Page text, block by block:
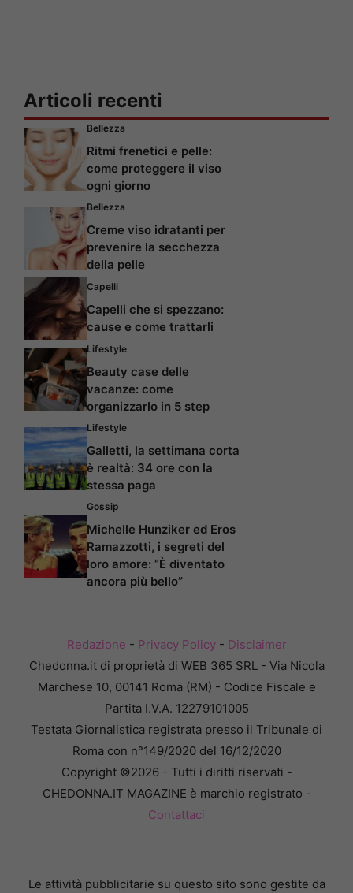
Articoli recenti
Bellezza
Ritmi frenetici e pelle:
come proteggere il viso
ogni giorno
Bellezza
Creme viso idratanti per
prevenire la secchezza
della pelle
Capelli
Capelli che si spezzano:
cause e come trattarli
Lifestyle
Beauty case delle
vacanze: come
organizzarlo in 5 step
Lifestyle
Galletti, la settimana corta
è realtà: 34 ore con la
stessa paga
Gossip
Michelle Hunziker ed Eros
Ramazzotti, i segreti del
loro amore: “È diventato
ancora più bello”
Redazione - Privacy Policy- Disclaimer
Chedonna.it di proprietà di WEB 365 SRL - Via Nicola
Marchese 10, 00141 Roma (RM) - Codice Fiscale e
Partita I.V.A. 12279101005
Testata Giornalistica registrata presso il Tribunale di
Roma con n°149/2020 del 16/12/2020
Copyright ©2026 - Tutti i diritti riservati -
CHEDONNA.IT MAGAZINE è marchio registrato -
Contattaci
Le attività pubblicitarie su questo sito sono gestite da